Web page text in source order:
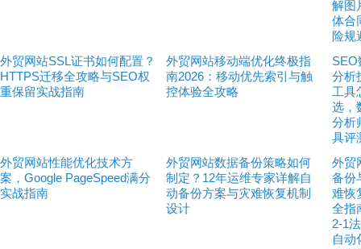
解图
体合
险规
外贸网站SSL证书如何配置？
HTTPS迁移全攻略与SEO权
重保留实战指南
外贸网站移动端优化终极指
南2026：移动优先索引与触
控体验全攻略
SEO
分析
工具
选，
分析
具评
外贸网站性能优化技术方
案，Google PageSpeed满分
实战指南
外贸网站数据备份策略如何
制定？12年运维专家详解自
动备份方案与灾难恢复机制
设计
外贸
备份
难恢
全指
2-1
自动